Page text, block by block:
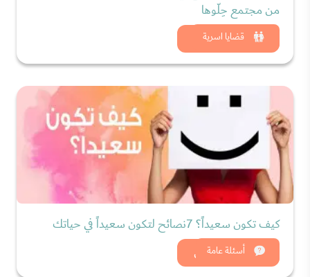
قضايا اسرية
من مجتمع حِلّوها
شاهد الان
أسئلة عامة
كيف تكون سعيداً؟ 7نصائح لتكون سعيداً في حياتك
شاهد الان